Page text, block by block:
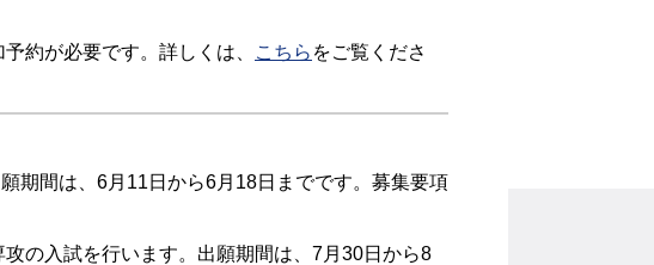
約が必要です。詳しくは、 こちら をご覧くださ
期間は、6月11日から6月18日までです。募集要項
の入試を行います。出願期間は、7月30日から8